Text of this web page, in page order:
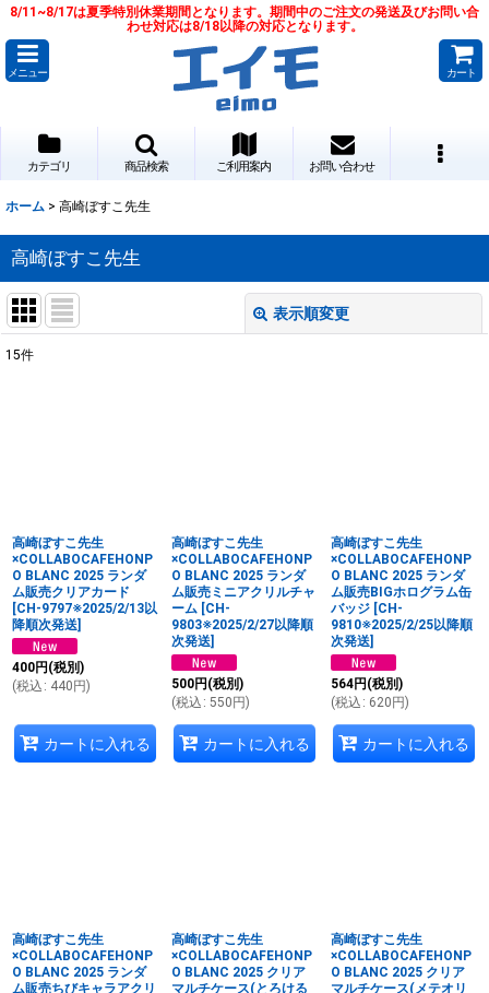
8/11~8/17は夏季特別休業期間となります。期間中のご注文の発送及びお問い合
わせ対応は8/18以降の対応となります。
メニュー カート
カテゴリ 商品検索 ご利用案内 お問い合わせ
ホーム > 高崎ぼすこ先生
高崎ぼすこ先生
表示順変更
絞り込む
15件
高崎ぼすこ先生
×COLLABOCAFEHONP
O BLANC 2025 ランダ
ム販売クリアカード
[CH-9797※2025/2/13以
降順次発送]
400円 (税別)
(税込 : 440 円)
カートに入れる
高崎ぼすこ先生
×COLLABOCAFEHONP
O BLANC 2025 ランダ
ム販売ミニアクリルチャ
ーム [CH-
9803※2025/2/27以降順
次発送]
500円 (税別)
(税込 : 550 円)
カートに入れる
高崎ぼすこ先生
×COLLABOCAFEHONP
O BLANC 2025 ランダ
ム販売BIGホログラム缶
バッジ [CH-
9810※2025/2/25以降順
次発送]
564円 (税別)
(税込 : 620 円)
カートに入れる
高崎ぼすこ先生
×COLLABOCAFEHONP
O BLANC 2025 ランダ
ム販売ちびキャラアクリ
高崎ぼすこ先生
×COLLABOCAFEHONP
O BLANC 2025 クリア
マルチケース(とろける
高崎ぼすこ先生
×COLLABOCAFEHONP
O BLANC 2025 クリア
マルチケース(メテオリ